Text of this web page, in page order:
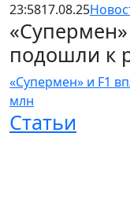
23:5817.08.25
подошли к
«Супермен» и F1
млн
Статьи